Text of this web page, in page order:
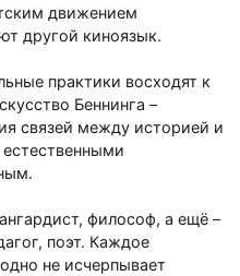
движением
другой киноязык.
практики восходят к
Беннинга –
связей между историей и
философ, а ещё –
поэт. Каждое
не исчерпывает